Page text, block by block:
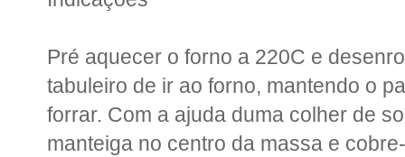
Pré aquecer o forno a 220C e
tabuleiro de ir ao forno, mantendo o
forrar. Com a ajuda duma colher de
manteiga no centro da massa e